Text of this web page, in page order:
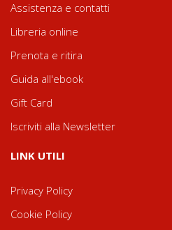
Assistenza e contatti
Libreria online
Prenota e ritira
Guida all'ebook
Gift Card
Iscriviti alla Newsletter
LINK UTILI
Privacy Policy
Cookie Policy